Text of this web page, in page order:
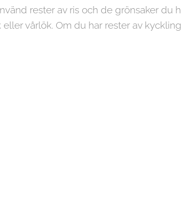
rester av ris och de grönsaker du
vårlök. Om du har rester av